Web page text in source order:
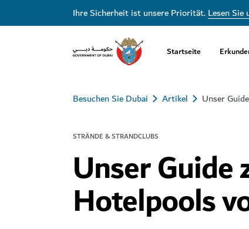
Ihre Sicherheit ist unsere Priorität.Lesen Sie
Startseite
Besuchen Sie Dubai Artikel Unser
STRÄNDE & STRANDCLUBS
Unser Guide
Hotelpools